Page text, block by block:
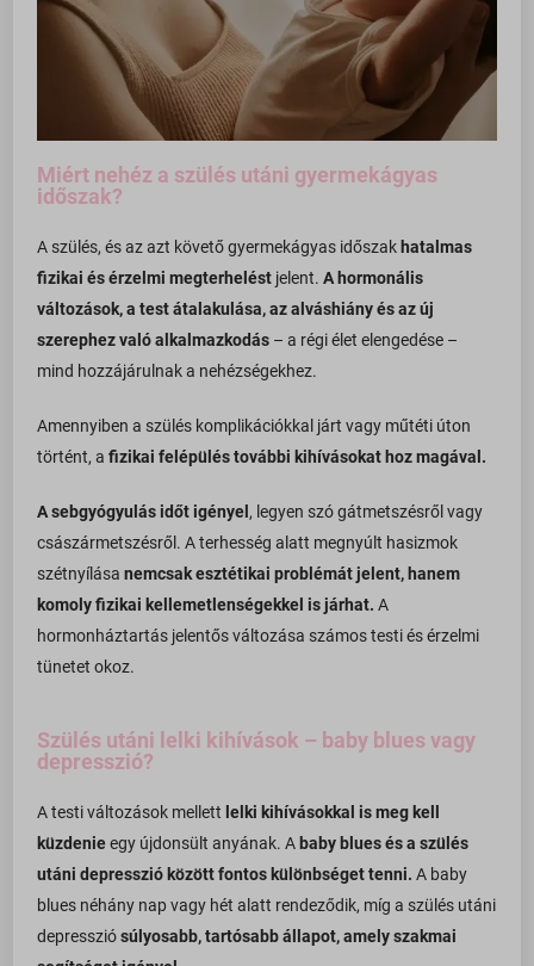
Miért nehéz a szülés utáni gyermekágyas
időszak?
A szülés, és az azt követő gyermekágyas időszak hatalmas
fizikai és érzelmi megterhelést jelent.A hormonális
változások, a test átalakulása, az alváshiány és az új
szerephez való alkalmazkodás – a régi élet elengedése –
mind hozzájárulnak a nehézségekhez.
Amennyiben a szülés komplikációkkal járt vagy műtéti úton
történt, afizikai felépülés további kihívásokat hoz magával.
A sebgyógyulás időt igényel , legyen szó gátmetszésről vagy
császármetszésről. A terhesség alatt megnyúlt hasizmok
szétnyílásanemcsak esztétikai problémát jelent, hanem
komoly fizikai kellemetlenségekkel is járhat. A
hormonháztartás jelentős változása számos testi és érzelmi
tünetet okoz.
Szülés utáni lelki kihívások – baby blues vagy
depresszió?
A testi változások mellett lelki kihívásokkal is meg kell
küzdenieegy újdonsült anyának. A baby blues és a szülés
utáni depresszió között fontos különbséget tenni. A baby
blues néhány nap vagy hét alatt rendeződik, míg a szülés utáni
depressziósúlyosabb, tartósabb állapot, amely szakmai